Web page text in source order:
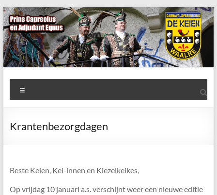
Ga
naar
de
inhoud
AWC
de
Keien
De
Krantenbezorgdagen
Beste Keien, Kei-innen en Kiezelkeikes,
Op vrijdag 10 januari a.s. verschijnt weer een nieuwe editie